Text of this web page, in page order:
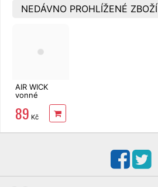
NEDÁVNO PROHLÍŽENÉ ZBOŽÍ
AIR WICK
vonné
Vzácné
hedvábí a
89 Kč